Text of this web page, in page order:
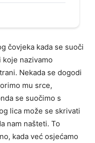
čovjeka kada se suoči
koje nazivamo
Nekada se dogodi
mu srce,
se suočimo s
lica može se skrivati
nam našteti. To
kada već osjećamo